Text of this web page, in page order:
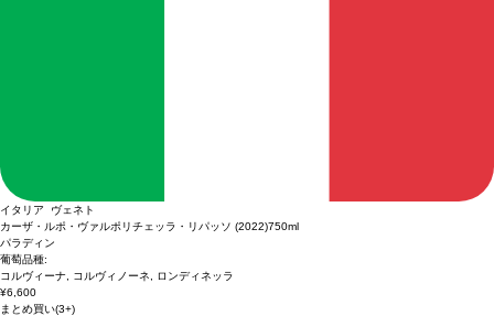
イタリア ヴェネト
カーザ・ルポ・ヴァルポリチェッラ・リパッソ (2022)750ml
パラディン
葡萄品種:
コルヴィーナ, コルヴィノーネ, ロンディネッラ
¥6,600
まとめ買い(3+)